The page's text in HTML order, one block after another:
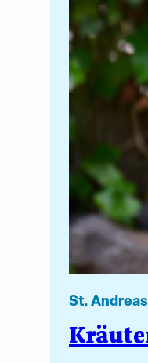
St.